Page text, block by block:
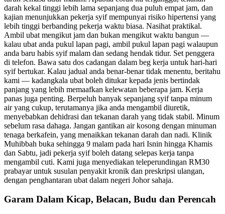
darah kekal tinggi lebih lama sepanjang dua puluh empat jam, dan
kajian menunjukkan pekerja syif mempunyai risiko hipertensi yang
lebih tinggi berbanding pekerja waktu biasa. Nasihat praktikal.
Ambil ubat mengikut jam dan bukan mengikut waktu bangun —
kalau ubat anda pukul lapan pagi, ambil pukul lapan pagi walaupun
anda baru habis syif malam dan sedang hendak tidur. Set penggera
di telefon. Bawa satu dos cadangan dalam beg kerja untuk hari-hari
syif bertukar. Kalau jadual anda benar-benar tidak menentu, beritahu
kami — kadangkala ubat boleh ditukar kepada jenis bertindak
panjang yang lebih memaafkan kelewatan beberapa jam. Kerja
panas juga penting. Berpeluh banyak sepanjang syif tanpa minum
air yang cukup, terutamanya jika anda mengambil diuretik,
menyebabkan dehidrasi dan tekanan darah yang tidak stabil. Minum
sebelum rasa dahaga. Jangan gantikan air kosong dengan minuman
tenaga berkafein, yang menaikkan tekanan darah dan nadi. Klinik
Muhibbah buka sehingga 9 malam pada hari Isnin hingga Khamis
dan Sabtu, jadi pekerja syif boleh datang selepas kerja tanpa
mengambil cuti. Kami juga menyediakan teleperundingan RM30
prabayar untuk susulan penyakit kronik dan preskripsi ulangan,
dengan penghantaran ubat dalam negeri Johor sahaja.
Garam Dalam Kicap, Belacan, Budu dan Perencah